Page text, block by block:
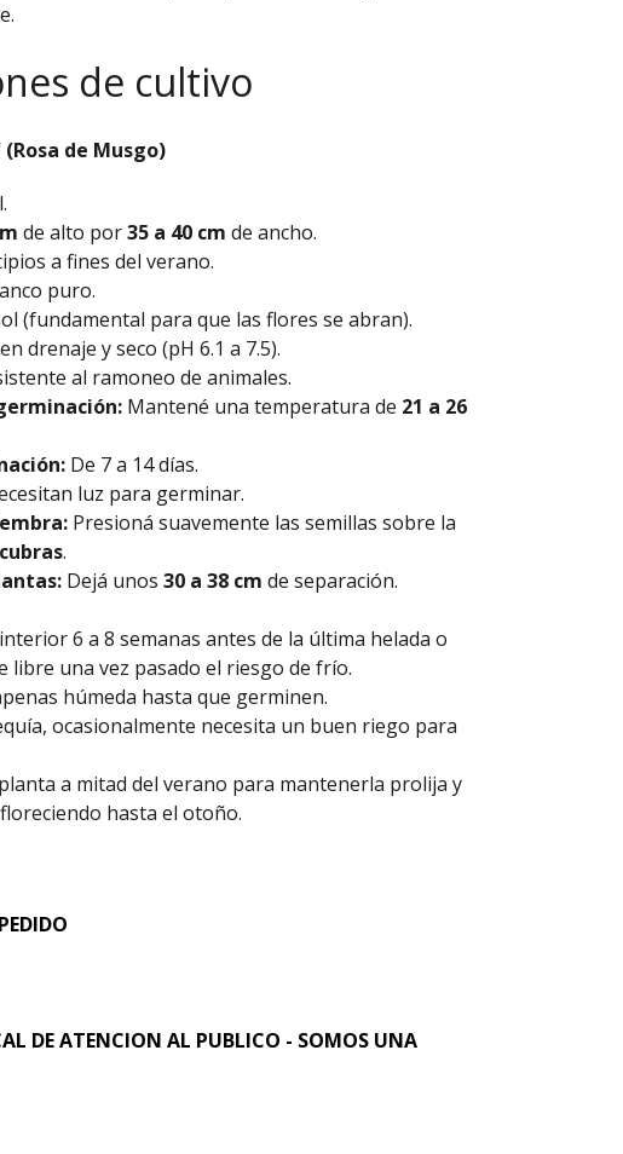
de cultivo
de Musgo)
de alto por35 a 40 cm de ancho.
a fines del verano.
puro.
(fundamental para que las flores se abran).
drenaje y seco (pH 6.1 a 7.5).
al ramoneo de animales.
Mantené una temperatura de 21 a 26
De 7 a 14 días.
luz para germinar.
Presioná suavemente las semillas sobre la
.
Dejá unos30 a 38 cm de separación.
6 a 8 semanas antes de la última helada o
libre una vez pasado el riesgo de frío.
húmeda hasta que germinen.
ocasionalmente necesita un buen riego para
a mitad del verano para mantenerla prolija y
hasta el otoño.
DE ATENCION AL PUBLICO - SOMOS UNA